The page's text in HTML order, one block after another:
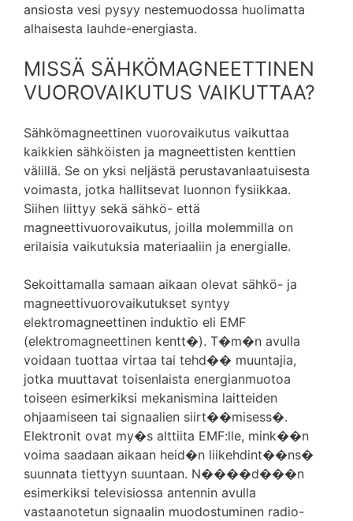
ansiosta vesi pysyy nestemuodossa huolimatta
alhaisesta lauhde-energiasta.
MISSÄ SÄHKÖMAGNEETTINEN
VUOROVAIKUTUS VAIKUTTAA?
Sähkömagneettinen vuorovaikutus vaikuttaa
kaikkien sähköisten ja magneettisten kenttien
välillä. Se on yksi neljästä perustavanlaatuisesta
voimasta, jotka hallitsevat luonnon fysiikkaa.
Siihen liittyy sekä sähkö- että
magneettivuorovaikutus, joilla molemmilla on
erilaisia ​​vaikutuksia materiaaliin ja energialle.
Sekoittamalla samaan aikaan olevat sähkö- ja
magneettivuo­rovaiku­tukset syntyy
elektromagneetti­nen induktio eli EMF
(elektromagneetti­nen kentt�). T�m�n avulla
voidaan tuottaa virtaa tai tehd�� muuntajia,
jotka muuttavat toisenlaista energianmuotoa
toiseen esimerkiksi mekanismina laitteiden
ohjaamiseen tai signaalien siirt��misess�.
Elektronit ovat my�s alttiita EMF:lle, mink��n
voima saadaan aikaan heid�n liikehdint��ns�
suunnata tiettyyn suuntaan. N����d���n
esimerkiksi televisiossa antennin avulla
vastaanotetun signaalin muodostuminen radio-